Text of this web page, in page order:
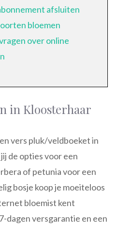
afsluiten
bloemen
over online
in Kloosterhaar
vers pluk/veldboeket in
de opties voor een
of petunia voor een
bosje koop je moeiteloos
bloemist kent
dagen versgarantie en een